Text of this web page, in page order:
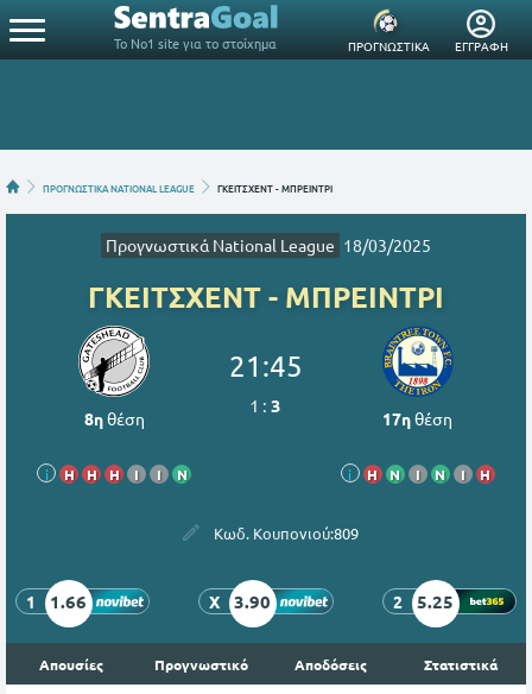
Το Νο1 site για το στοίχημα ΠΡΟΓΝΩΣΤΙΚΑ ΕΓΓΡΑΦΗ
ΠΡΟΓΝΩΣΤΙΚΑ NATIONAL LEAGUE ΓΚΕΙΤΣΧΕΝΤ - ΜΠΡΕΙΝΤΡΙ
Προγνωστικά National League 18/03/2025
ΓΚΕΙΤΣΧΕΝΤ - ΜΠΡΕΙΝΤΡΙ
8ηθέση
i Η Η Η Ι Ι Ν
21:45
1 :3
17ηθέση
i Η Ν Ι Ν Ι Η
Κωδ. Κουπονιού:809
1 1.66 X 3.90 2 5.25
Απουσίες Προγνωστικό Αποδόσεις Στατιστικά